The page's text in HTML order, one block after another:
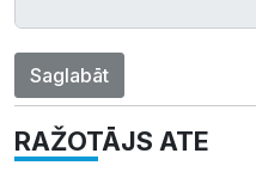
Saglabāt
RAŽOTĀJS ATE